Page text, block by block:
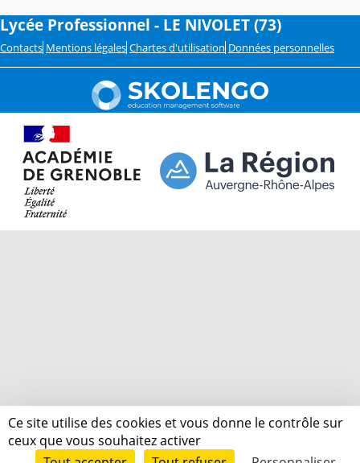
Lycée Professionnel - LE NIVOLET (73)
Contacts Mentions légales Chartes d'utilisation Données personnelles
Ce site utilise des cookies et vous donne le contrôle sur
ceux que vous souhaitez activer